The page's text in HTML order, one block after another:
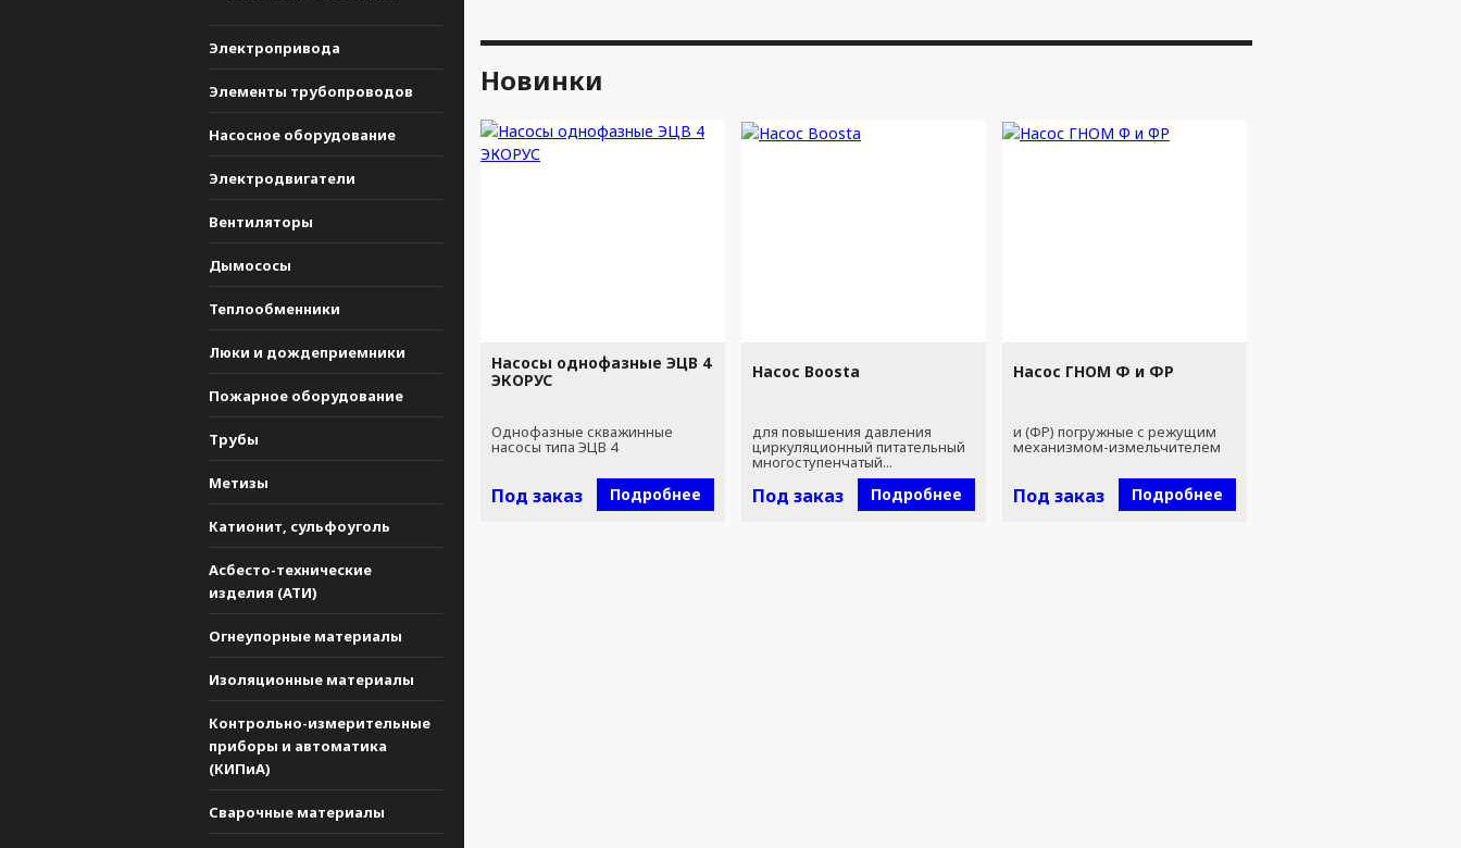
Электропривода
Элементы трубопроводов
Насосное оборудование
Электродвигатели
Вентиляторы
Дымососы
Теплообменники
Люки и дождеприемники
Пожарное оборудование
Трубы
Метизы
Катионит, сульфоуголь
Асбесто-технические
изделия (АТИ)
Огнеупорные материалы
Изоляционные материалы
Контрольно-измерительные
приборы и автоматика
(КИПиА)
Сварочные материалы
Новинки
Насосы однофазные ЭЦВ 4
ЭКОРУС
Однофазные скважинные
насосы типа ЭЦВ 4
Под заказ Подробнее
Насос Boosta
для повышения давления
циркуляционный питательный
многоступенчатый...
Под заказ Подробнее
Насос ГНОМ Ф и ФР
и (ФР) погружные с режущим
механизмом-измельчителем
Под заказ Подробнее